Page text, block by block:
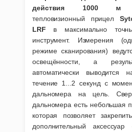
действия 1000 м
тепловизионный прицел
LRF в максимально
инструмент. Измерения
режиме сканирования)
освещённости, а
автоматически выводится
течение 1...2 секунд с
дальномера на цель.
дальномера есть небольшая
которая позволяет
дополнительный